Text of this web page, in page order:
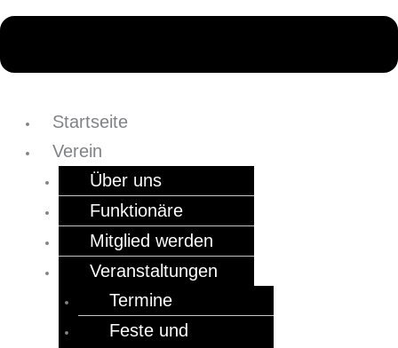
Startseite
Verein
Über uns
Funktionäre
Mitglied werden
Veranstaltungen
Termine
Feste und